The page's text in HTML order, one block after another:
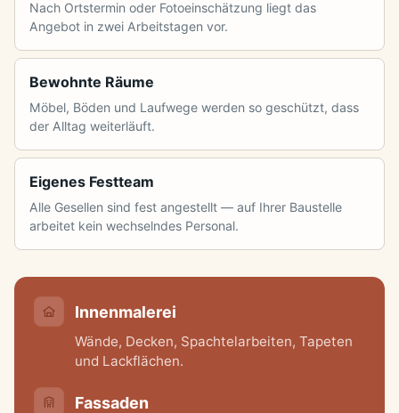
Nach Ortstermin oder Fotoeinschätzung liegt das
Angebot in zwei Arbeitstagen vor.
Bewohnte Räume
Möbel, Böden und Laufwege werden so geschützt, dass
der Alltag weiterläuft.
Eigenes Festteam
Alle Gesellen sind fest angestellt — auf Ihrer Baustelle
arbeitet kein wechselndes Personal.
Innenmalerei
Wände, Decken, Spachtelarbeiten, Tapeten
und Lackflächen.
Fassaden